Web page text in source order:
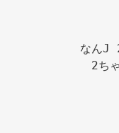
なんJ
2ち